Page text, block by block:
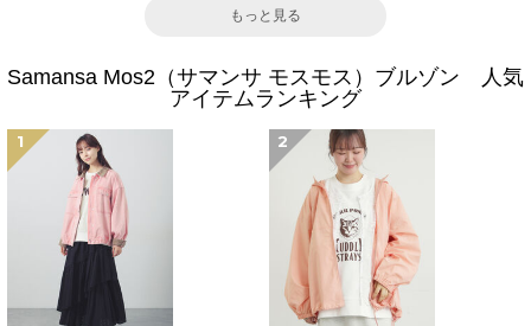
もっと見る
Samansa Mos2（サマンサ モスモス）ブルゾン 人気
アイテムランキング
1 2